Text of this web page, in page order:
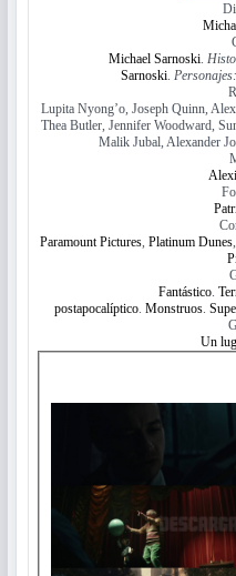
Michael Sarnoski.
Sarnoski. Personajes:
Lupita Nyong’o, Joseph Quinn,
Thea Butler, Jennifer Woodward,
Malik Jubal, Alexander
Paramount Pictures, Platinum Dunes,
Fantástico.
postapocalíptico. Monstruos.
Un